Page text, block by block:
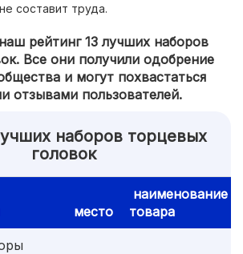
составит труда.
рейтинг 13 лучших наборов
Все они получили одобрение
и могут похвастаться
отзывами пользователей.
наборов торцевых
головок
место
наименование
товара